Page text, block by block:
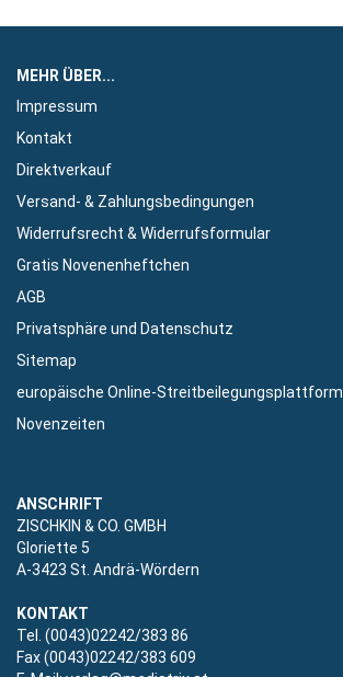
MEHR ÜBER...
Impressum
Kontakt
Direktverkauf
Versand- & Zahlungsbedingungen
Widerrufsrecht & Widerrufsformular
Gratis Novenenheftchen
AGB
Privatsphäre und Datenschutz
Sitemap
europäische Online-Streitbeilegungsplattform
Novenzeiten
ANSCHRIFT
ZISCHKIN & CO. GMBH
Gloriette 5
A-3423 St. Andrä-Wördern
KONTAKT
Tel. (0043)02242/383 86
Fax (0043)02242/383 609